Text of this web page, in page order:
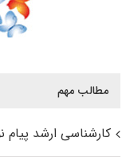
مطالب مهم
کارشناسی ارشد پیام